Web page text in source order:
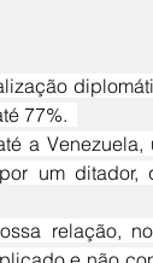
77%.
um ditador,